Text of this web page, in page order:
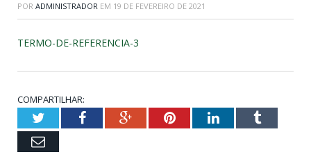
POR ADMINISTRADOR EM 19 DE FEVEREIRO DE 2021
TERMO-DE-REFERENCIA-3
COMPARTILHAR:
TwitterFacebookGoogle+PinterestLinkedInTumblr
Email